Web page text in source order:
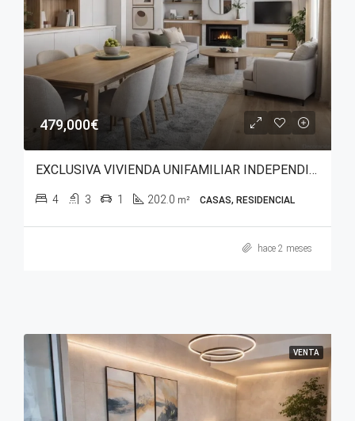
479,000€
EXCLUSIVA VIVIENDA UNIFAMILIAR INDEPENDIENTE EN GOPEGUI (ZIGOITIA)
4 3 1 202.0 m² CASAS, RESIDENCIAL
hace 2 meses
VENTA